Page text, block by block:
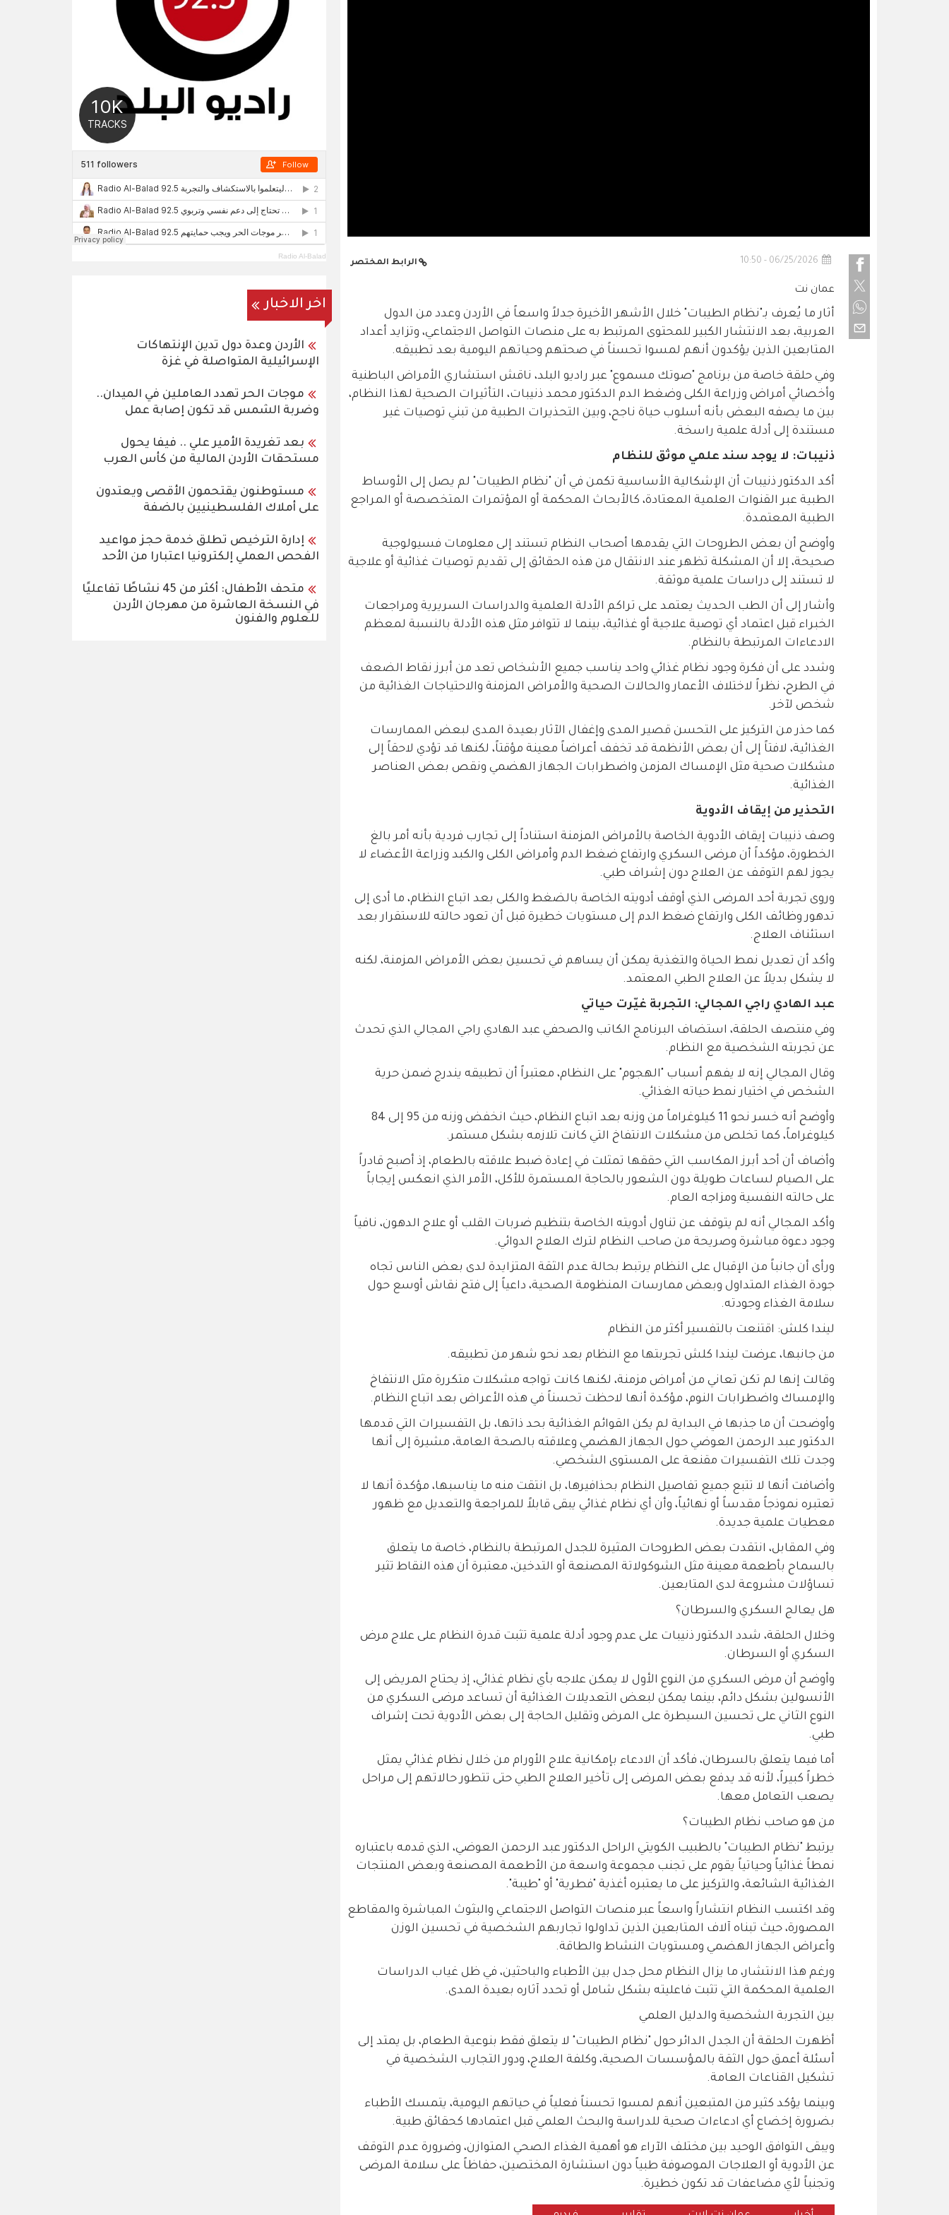
06/25/2026 - 10:50 الرابط المختصر
عمان نت
أثار ما يُعرف بـ"نظام الطيبات" خلال الأشهر الأخيرة جدلاً واسعاً في الأردن وعدد من الدول
العربية، بعد الانتشار الكبير للمحتوى المرتبط به على منصات التواصل الاجتماعي، وتزايد أعداد
المتابعين الذين يؤكدون أنهم لمسوا تحسناً في صحتهم وحياتهم اليومية بعد تطبيقه.
وفي حلقة خاصة من برنامج "صوتك مسموع" عبر راديو البلد، ناقش استشاري الأمراض الباطنية
وأخصائي أمراض وزراعة الكلى وضغط الدم الدكتور محمد ذنيبات، التأثيرات الصحية لهذا النظام،
بين ما يصفه البعض بأنه أسلوب حياة ناجح، وبين التحذيرات الطبية من تبني توصيات غير
مستندة إلى أدلة علمية راسخة.
ذنيبات: لا يوجد سند علمي موثق للنظام
أكد الدكتور ذنيبات أن الإشكالية الأساسية تكمن في أن "نظام الطيبات" لم يصل إلى الأوساط
الطبية عبر القنوات العلمية المعتادة، كالأبحاث المحكمة أو المؤتمرات المتخصصة أو المراجع
الطبية المعتمدة.
وأوضح أن بعض الطروحات التي يقدمها أصحاب النظام تستند إلى معلومات فسيولوجية
صحيحة، إلا أن المشكلة تظهر عند الانتقال من هذه الحقائق إلى تقديم توصيات غذائية أو علاجية
لا تستند إلى دراسات علمية موثقة.
وأشار إلى أن الطب الحديث يعتمد على تراكم الأدلة العلمية والدراسات السريرية ومراجعات
الخبراء قبل اعتماد أي توصية علاجية أو غذائية، بينما لا تتوافر مثل هذه الأدلة بالنسبة لمعظم
الادعاءات المرتبطة بالنظام.
وشدد على أن فكرة وجود نظام غذائي واحد يناسب جميع الأشخاص تعد من أبرز نقاط الضعف
في الطرح، نظراً لاختلاف الأعمار والحالات الصحية والأمراض المزمنة والاحتياجات الغذائية من
شخص لآخر.
كما حذر من التركيز على التحسن قصير المدى وإغفال الآثار بعيدة المدى لبعض الممارسات
الغذائية، لافتاً إلى أن بعض الأنظمة قد تخفف أعراضاً معينة مؤقتاً، لكنها قد تؤدي لاحقاً إلى
مشكلات صحية مثل الإمساك المزمن واضطرابات الجهاز الهضمي ونقص بعض العناصر
الغذائية.
التحذير من إيقاف الأدوية
وصف ذنيبات إيقاف الأدوية الخاصة بالأمراض المزمنة استناداً إلى تجارب فردية بأنه أمر بالغ
الخطورة، مؤكداً أن مرضى السكري وارتفاع ضغط الدم وأمراض الكلى والكبد وزراعة الأعضاء لا
يجوز لهم التوقف عن العلاج دون إشراف طبي.
وروى تجربة أحد المرضى الذي أوقف أدويته الخاصة بالضغط والكلى بعد اتباع النظام، ما أدى إلى
تدهور وظائف الكلى وارتفاع ضغط الدم إلى مستويات خطيرة قبل أن تعود حالته للاستقرار بعد
استئناف العلاج.
وأكد أن تعديل نمط الحياة والتغذية يمكن أن يساهم في تحسين بعض الأمراض المزمنة، لكنه
لا يشكل بديلاً عن العلاج الطبي المعتمد.
عبد الهادي راجي المجالي: التجربة غيّرت حياتي
وفي منتصف الحلقة، استضاف البرنامج الكاتب والصحفي عبد الهادي راجي المجالي الذي تحدث
عن تجربته الشخصية مع النظام.
وقال المجالي إنه لا يفهم أسباب "الهجوم" على النظام، معتبراً أن تطبيقه يندرج ضمن حرية
الشخص في اختيار نمط حياته الغذائي.
وأوضح أنه خسر نحو 11 كيلوغراماً من وزنه بعد اتباع النظام، حيث انخفض وزنه من 95 إلى 84
كيلوغراماً، كما تخلص من مشكلات الانتفاخ التي كانت تلازمه بشكل مستمر.
وأضاف أن أحد أبرز المكاسب التي حققها تمثلت في إعادة ضبط علاقته بالطعام، إذ أصبح قادراً
على الصيام لساعات طويلة دون الشعور بالحاجة المستمرة للأكل، الأمر الذي انعكس إيجاباً
على حالته النفسية ومزاجه العام.
وأكد المجالي أنه لم يتوقف عن تناول أدويته الخاصة بتنظيم ضربات القلب أو علاج الدهون، نافياً
وجود دعوة مباشرة وصريحة من صاحب النظام لترك العلاج الدوائي.
ورأى أن جانباً من الإقبال على النظام يرتبط بحالة عدم الثقة المتزايدة لدى بعض الناس تجاه
جودة الغذاء المتداول وبعض ممارسات المنظومة الصحية، داعياً إلى فتح نقاش أوسع حول
سلامة الغذاء وجودته.
ليندا كلش: اقتنعت بالتفسير أكثر من النظام
من جانبها، عرضت ليندا كلش تجربتها مع النظام بعد نحو شهر من تطبيقه.
وقالت إنها لم تكن تعاني من أمراض مزمنة، لكنها كانت تواجه مشكلات متكررة مثل الانتفاخ
والإمساك واضطرابات النوم، مؤكدة أنها لاحظت تحسناً في هذه الأعراض بعد اتباع النظام.
وأوضحت أن ما جذبها في البداية لم يكن القوائم الغذائية بحد ذاتها، بل التفسيرات التي قدمها
الدكتور عبد الرحمن العوضي حول الجهاز الهضمي وعلاقته بالصحة العامة، مشيرة إلى أنها
وجدت تلك التفسيرات مقنعة على المستوى الشخصي.
وأضافت أنها لا تتبع جميع تفاصيل النظام بحذافيرها، بل انتقت منه ما يناسبها، مؤكدة أنها لا
تعتبره نموذجاً مقدساً أو نهائياً، وأن أي نظام غذائي يبقى قابلاً للمراجعة والتعديل مع ظهور
معطيات علمية جديدة.
وفي المقابل، انتقدت بعض الطروحات المثيرة للجدل المرتبطة بالنظام، خاصة ما يتعلق
بالسماح بأطعمة معينة مثل الشوكولاتة المصنعة أو التدخين، معتبرة أن هذه النقاط تثير
تساؤلات مشروعة لدى المتابعين.
هل يعالج السكري والسرطان؟
وخلال الحلقة، شدد الدكتور ذنيبات على عدم وجود أدلة علمية تثبت قدرة النظام على علاج مرض
السكري أو السرطان.
وأوضح أن مرض السكري من النوع الأول لا يمكن علاجه بأي نظام غذائي، إذ يحتاج المريض إلى
الأنسولين بشكل دائم، بينما يمكن لبعض التعديلات الغذائية أن تساعد مرضى السكري من
النوع الثاني على تحسين السيطرة على المرض وتقليل الحاجة إلى بعض الأدوية تحت إشراف
طبي.
أما فيما يتعلق بالسرطان، فأكد أن الادعاء بإمكانية علاج الأورام من خلال نظام غذائي يمثل
خطراً كبيراً، لأنه قد يدفع بعض المرضى إلى تأخير العلاج الطبي حتى تتطور حالاتهم إلى مراحل
يصعب التعامل معها.
من هو صاحب نظام الطيبات؟
يرتبط "نظام الطيبات" بالطبيب الكويتي الراحل الدكتور عبد الرحمن العوضي، الذي قدمه باعتباره
نمطاً غذائياً وحياتياً يقوم على تجنب مجموعة واسعة من الأطعمة المصنعة وبعض المنتجات
الغذائية الشائعة، والتركيز على ما يعتبره أغذية "فطرية" أو "طيبة".
وقد اكتسب النظام انتشاراً واسعاً عبر منصات التواصل الاجتماعي والبثوث المباشرة والمقاطع
المصورة، حيث تبناه آلاف المتابعين الذين تداولوا تجاربهم الشخصية في تحسين الوزن
وأعراض الجهاز الهضمي ومستويات النشاط والطاقة.
ورغم هذا الانتشار، ما يزال النظام محل جدل بين الأطباء والباحثين، في ظل غياب الدراسات
العلمية المحكمة التي تثبت فاعليته بشكل شامل أو تحدد آثاره بعيدة المدى.
بين التجربة الشخصية والدليل العلمي
أظهرت الحلقة أن الجدل الدائر حول "نظام الطيبات" لا يتعلق فقط بنوعية الطعام، بل يمتد إلى
أسئلة أعمق حول الثقة بالمؤسسات الصحية، وكلفة العلاج، ودور التجارب الشخصية في
تشكيل القناعات العامة.
وبينما يؤكد كثير من المتبعين أنهم لمسوا تحسناً فعلياً في حياتهم اليومية، يتمسك الأطباء
بضرورة إخضاع أي ادعاءات صحية للدراسة والبحث العلمي قبل اعتمادها كحقائق طبية.
ويبقى التوافق الوحيد بين مختلف الآراء هو أهمية الغذاء الصحي المتوازن، وضرورة عدم التوقف
عن الأدوية أو العلاجات الموصوفة طبياً دون استشارة المختصين، حفاظاً على سلامة المرضى
وتجنباً لأي مضاعفات قد تكون خطيرة.
Radio Al-Balad
اخر الاخبار
الأردن وعدة دول تدين الإنتهاكات
الإسرائيلية المتواصلة في غزة
موجات الحر تهدد العاملين في الميدان..
وضربة الشمس قد تكون إصابة عمل
بعد تغريدة الأمير علي .. فيفا يحول
مستحقات الأردن المالية من كأس العرب
مستوطنون يقتحمون الأقصى ويعتدون
على أملاك الفلسطينيين بالضفة
إدارة الترخيص تطلق خدمة حجز مواعيد
الفحص العملي إلكترونيا اعتبارا من الأحد
متحف الأطفال: أكثر من 45 نشاطًا تفاعليًا
في النسخة العاشرة من مهرجان الأردن
للعلوم والفنون